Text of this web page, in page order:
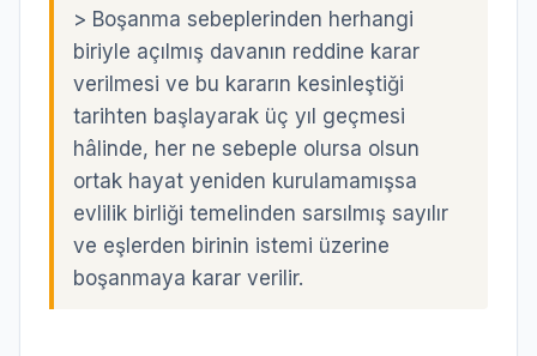
> Boşanma sebeplerinden herhangi
biriyle açılmış davanın reddine karar
verilmesi ve bu kararın kesinleştiği
tarihten başlayarak üç yıl geçmesi
hâlinde, her ne sebeple olursa olsun
ortak hayat yeniden kurulamamışsa
evlilik birliği temelinden sarsılmış sayılır
ve eşlerden birinin istemi üzerine
boşanmaya karar verilir.